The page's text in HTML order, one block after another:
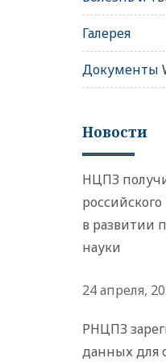
Галерея
Документы
Новости
НЦПЗ
в развитии
науки
24 апреля,
РНЦПЗ
данных для